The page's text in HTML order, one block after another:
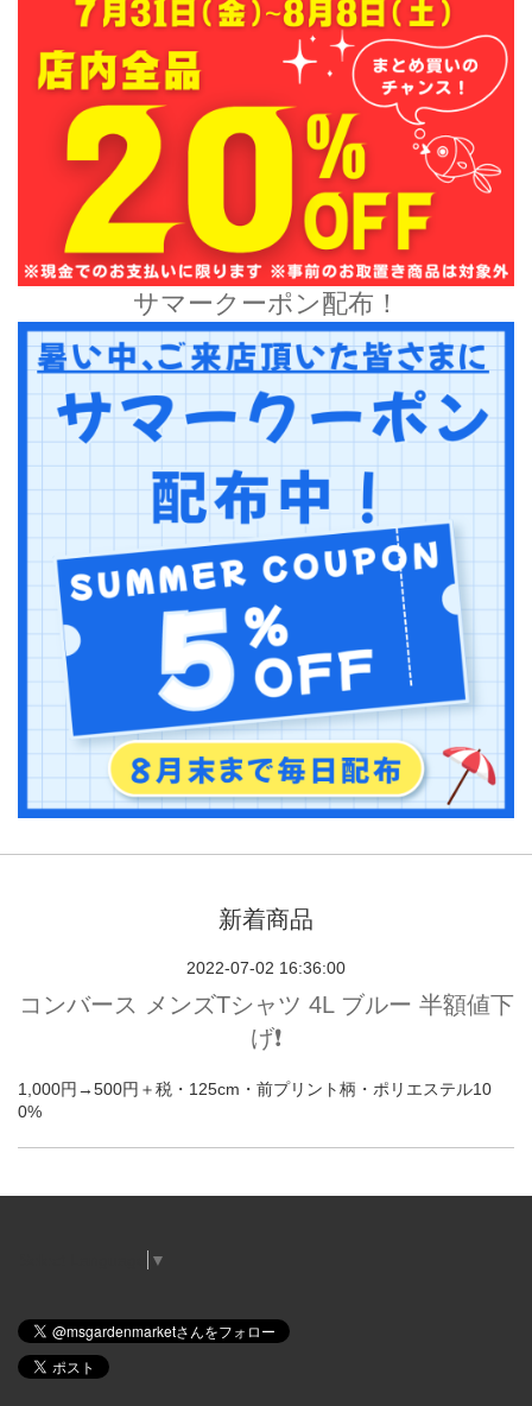
サマークーポン配布！
新着商品
2022-07-02 16:36:00
コンバース メンズTシャツ 4L ブルー 半額値下
げ❗️
1,000円→500円＋税・125cm・前プリント柄・ポリエステル10
0%
▼